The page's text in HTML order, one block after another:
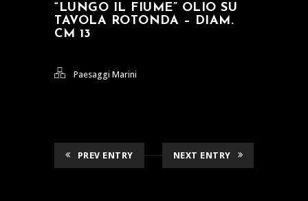
“LUNGO IL FIUME” OLIO SU
TAVOLA ROTONDA – DIAM.
CM 13
Paesaggi Marini
PREV ENTRY NEXT ENTRY